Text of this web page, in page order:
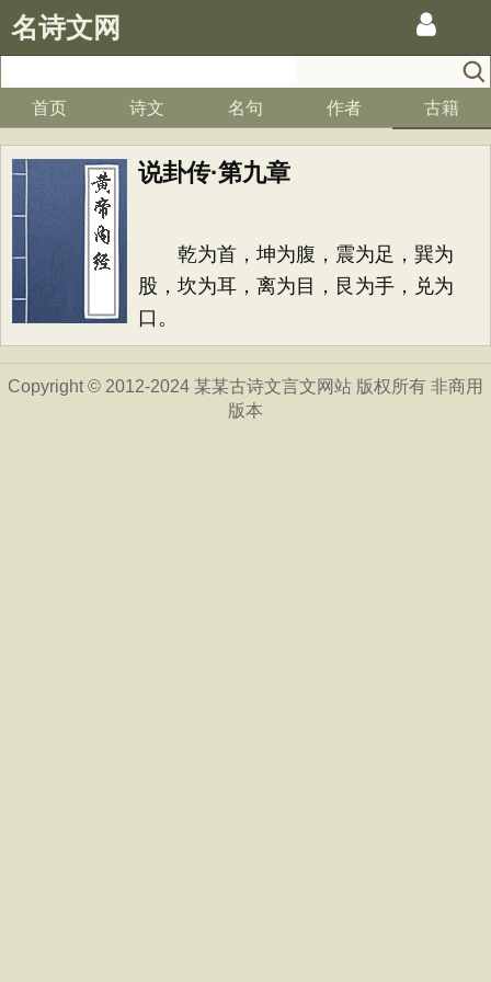
名诗文网
首页 诗文 名句 作者 古籍
说卦传·第九章
乾为首，坤为腹，震为足，巽为
股，坎为耳，离为目，艮为手，兑为
口。
Copyright © 2012-2024 某某古诗文言文网站 版权所有 非商用
版本